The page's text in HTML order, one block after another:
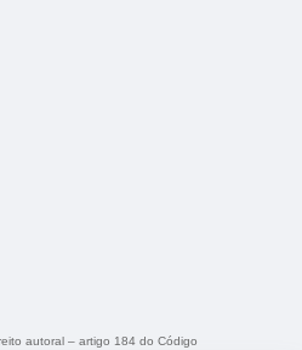
autoral – artigo 184 do Código